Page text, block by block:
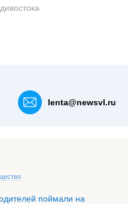
lenta@newsvl.ru
поймали на